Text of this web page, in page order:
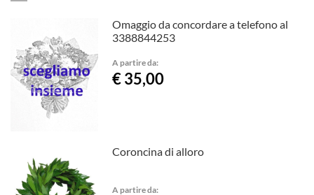
Omaggio da concordare a telefono al
3388844253
A partire da:
€ 35,00
Coroncina di alloro
A partire da: